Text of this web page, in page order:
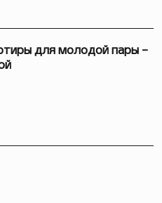
для молодой пары –